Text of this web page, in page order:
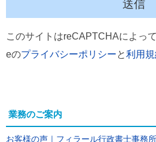
このサイトはreCAPTCHAによっ
eのプライバシーポリシーと利用
業務のご案内
お客様の声｜フィラール行政書士事務